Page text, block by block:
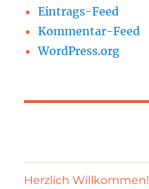
Eintrags-Feed
Kommentar-Feed
WordPress.org
Herzlich Willkommen!